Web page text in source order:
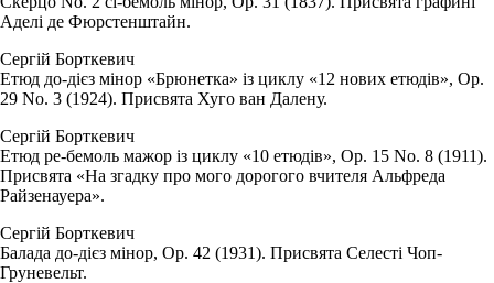
Аделі де Фюрстенштайн.
Сергій Борткевич
Етюд до-дієз мінор «Брюнетка» із циклу «12 нових етюдів», Op.
29 No. 3 (1924). Присвята Хуго ван Далену.
Сергій Борткевич
Етюд ре-бемоль мажор із циклу «10 етюдів», Op. 15 No. 8 (1911).
Присвята «На згадку про мого дорогого вчителя Альфреда
Райзенауера».
Сергій Борткевич
Балада до-дієз мінор, Op. 42 (1931). Присвята Селесті Чоп-
Груневельт.